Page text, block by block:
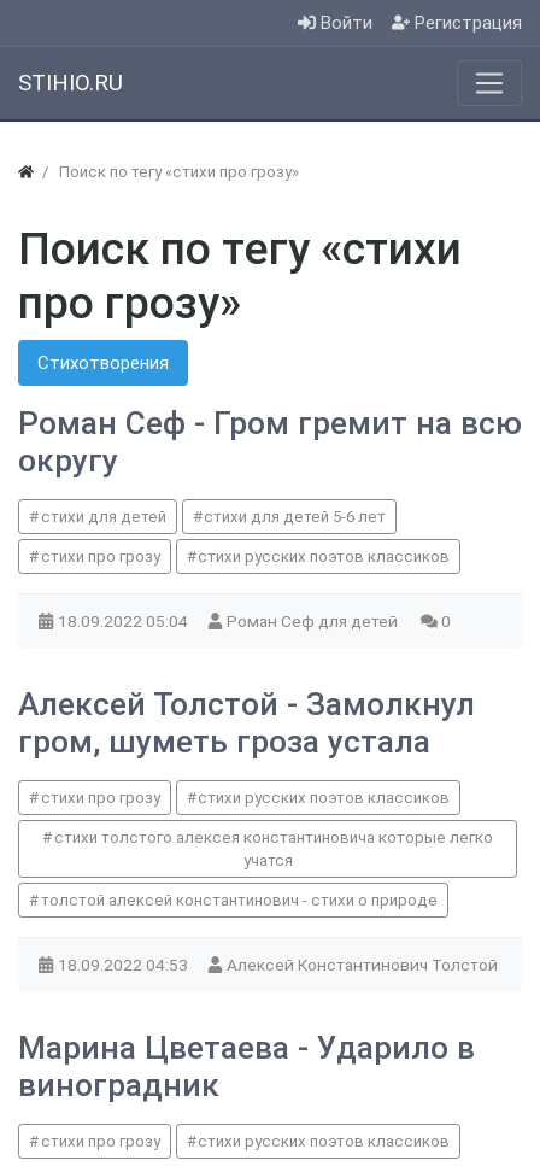
Войти Регистрация
STIHIO.RU
Поиск по тегу «стихи про грозу»
Поиск по тегу «стихи
про грозу»
Стихотворения
Роман Сеф - Гром гремит на всю
округу
стихи для детей стихи для детей 5-6 лет
стихи про грозу стихи русских поэтов классиков
18.09.2022 05:04 Роман Сеф для детей 0
Алексей Толстой - Замолкнул
гром, шуметь гроза устала
стихи про грозу стихи русских поэтов классиков
стихи толстого алексея константиновича которые легко
учатся
толстой алексей константинович - стихи о природе
18.09.2022 04:53 Алексей Константинович Толстой
Марина Цветаева - Ударило в
виноградник
стихи про грозу стихи русских поэтов классиков